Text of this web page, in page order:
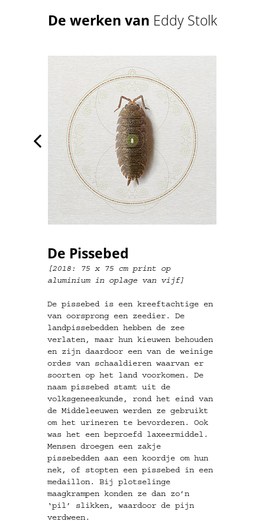

De werken van Eddy Stolk
De Pissebed
[2018: 75 x 75 cm print op
aluminium in oplage van vijf]
De pissebed is een kreeftachtige en
van oorsprong een zeedier. De
landpissebedden hebben de zee
verlaten, maar hun kieuwen behouden
en zijn daardoor een van de weinige
ordes van schaaldieren waarvan er
soorten op het land voorkomen. De
naam pissebed stamt uit de
volksgeneeskunde, rond het eind van
de Middeleeuwen werden ze gebruikt
om het urineren te bevorderen. Ook
was het een beproefd laxeermiddel.
Mensen droegen een zakje
pissebedden aan een koordje om hun
nek, of stopten een pissebed in een
medaillon. Bij plotselinge
maagkrampen konden ze dan zo’n
‘pil’ slikken, waardoor de pijn
verdween.